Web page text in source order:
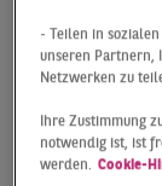
Dann hilft
dabei Ihre
neu zu
35 A-Lagen in
- Teilen in sozialen
unseren Partnern,
Netzwerken zu
Ihre Zustimmung
notwendig ist, ist
werden. Cookie-